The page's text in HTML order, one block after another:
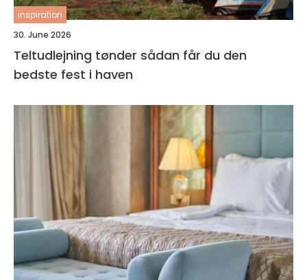
inspiration
30. June 2026
Teltudlejning tønder sådan får du den
bedste fest i haven